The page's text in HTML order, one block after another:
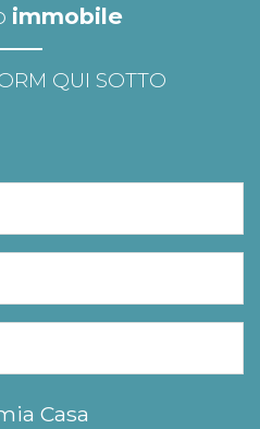
immobile
QUI SOTTO
Casa